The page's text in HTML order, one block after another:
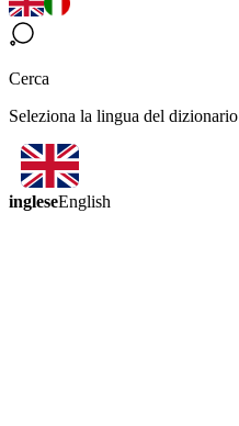
Cerca
Seleziona la lingua del dizionario
ingleseEnglish